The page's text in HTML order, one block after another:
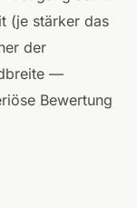
(je stärker das
der
—
Bewertung